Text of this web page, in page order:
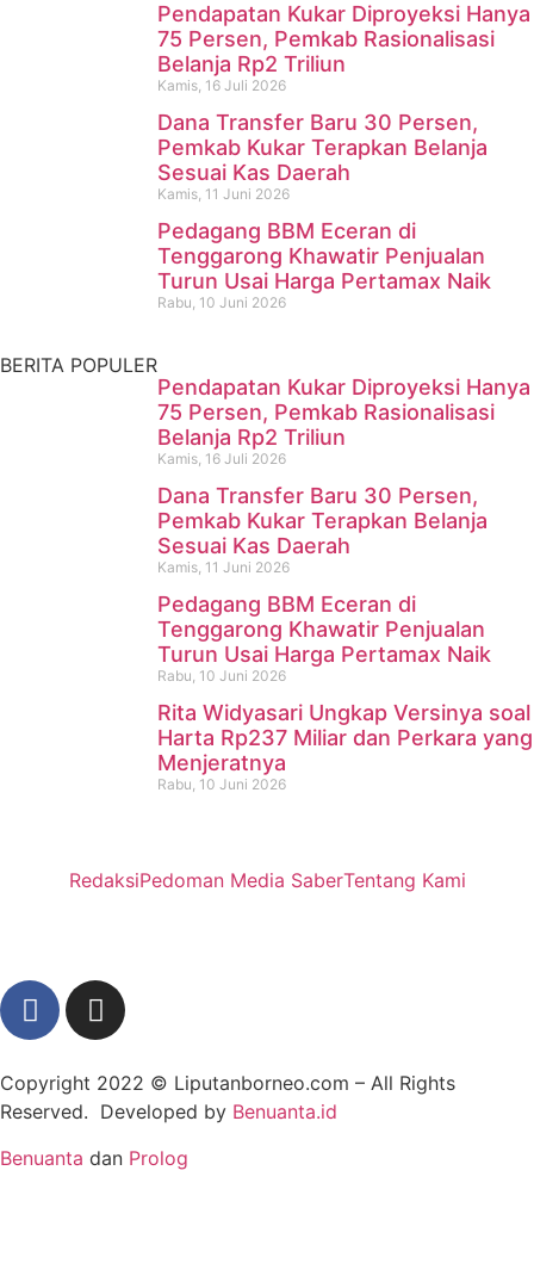
Pendapatan Kukar Diproyeksi Hanya
75 Persen, Pemkab Rasionalisasi
Belanja Rp2 Triliun
Kamis, 16 Juli 2026
Dana Transfer Baru 30 Persen,
Pemkab Kukar Terapkan Belanja
Sesuai Kas Daerah
Kamis, 11 Juni 2026
Pedagang BBM Eceran di
Tenggarong Khawatir Penjualan
Turun Usai Harga Pertamax Naik
Rabu, 10 Juni 2026
Pencari Ikan yang Hilang di
Mangkurawang Ditemukan
Meninggal di Sungai
Mahakam
BERITA POPULER
Pendapatan Kukar Diproyeksi Hanya
75 Persen, Pemkab Rasionalisasi
Belanja Rp2 Triliun
Kamis, 16 Juli 2026
Dana Transfer Baru 30 Persen,
Pemkab Kukar Terapkan Belanja
Sesuai Kas Daerah
Kamis, 11 Juni 2026
Pedagang BBM Eceran di
Tenggarong Khawatir Penjualan
Turun Usai Harga Pertamax Naik
Rabu, 10 Juni 2026
Rita Widyasari Ungkap Versinya soal
Harta Rp237 Miliar dan Perkara yang
Menjeratnya
Rabu, 10 Juni 2026
RedaksiPedoman Media SaberTentang Kami
Copyright 2022 © Liputanborneo.com – All Rights
Reserved. Developed by Benuanta.id
Benuanta dan Prolog